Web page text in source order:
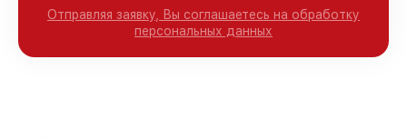
Отправляя заявку, Вы соглашаетесь на обработку
персональных данных